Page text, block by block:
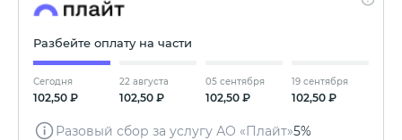
Разбейте оплату на части
Сегодня
102,50 ₽
22 августа
102,50 ₽
05 сентября
102,50 ₽
19 сентября
102,50 ₽
Разовый сбор за услугу АО «Плайт»5%